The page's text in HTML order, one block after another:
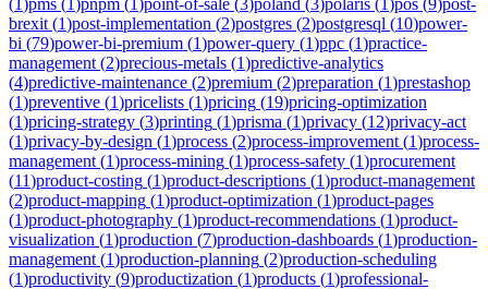
brexit (1)post-implementation (2)postgres (2)postgresql (10)power-
bi (79)power-bi-premium (1)power-query (1)ppc (1)practice-
management (2)precious-metals (1)predictive-analytics
(4)predictive-maintenance (2)premium (2)preparation (1)prestashop
(1)preventive (1)pricelists (1)pricing (19)pricing-optimization
(1)pricing-strategy (3)printing (1)prisma (1)privacy (12)privacy-act
(1)privacy-by-design (1)process (2)process-improvement (1)process-
management (1)process-mining (1)process-safety (1)procurement
(11)product-costing (1)product-descriptions (1)product-management
(2)product-mapping (1)product-optimization (1)product-pages
(1)product-photography (1)product-recommendations (1)product-
visualization (1)production (7)production-dashboards (1)production-
management (1)production-planning (2)production-scheduling
(1)productivity (9)productization (1)products (1)professional-